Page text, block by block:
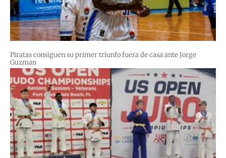
Piratas consiguen su primer triunfo fuera de casa ante Jorge
Guzman